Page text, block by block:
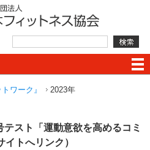
ワーク』 2023年
テスト「運動意欲を高めるコミ
トへリンク）